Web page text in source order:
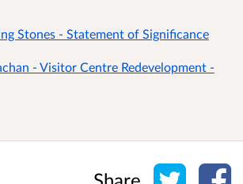
Stones - Statement of Significance
- Visitor Centre Redevelopment -
Share